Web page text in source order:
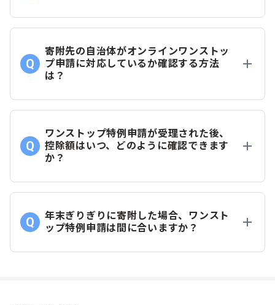
寄附先の自治体がオンラインワンストッ
プ申請に対応しているか確認する方法
は？
ワンストップ特例申請が受理された後、
控除額はいつ、どのように確認できます
か？
年末ぎりぎりに寄附した場合、ワンスト
ップ特例申請は間に合いますか？